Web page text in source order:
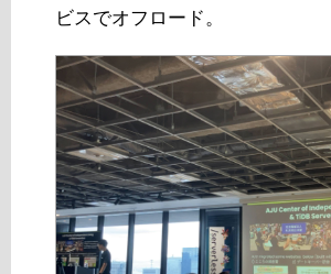
ビスでオフロード。